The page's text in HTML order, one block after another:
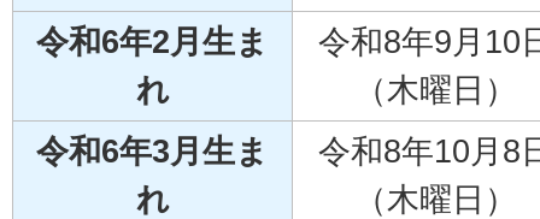
令和6年2月生ま
れ
令和8年9月10
（木曜日）
令和6年3月生ま
れ
令和8年10月8
（木曜日）